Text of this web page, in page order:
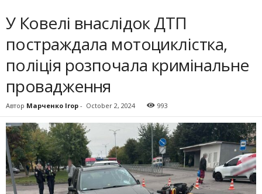
У Ковелі внаслідок ДТП
постраждала мотоциклістка,
поліція розпочала кримінальне
провадження
Автор Марченко Ігор - October 2, 2024 993